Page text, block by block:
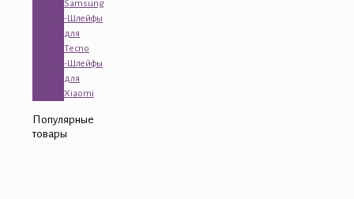
Samsung
-Шлейфы
для
Tecno
-Шлейфы
для
Xiaomi
Популярные
товары